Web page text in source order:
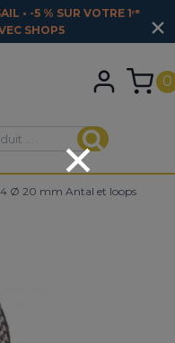
0
Recherche
Ø 20 mm Antal et loops
• -5 % SUR VOTRE 1ʳᵉ
SHOP5